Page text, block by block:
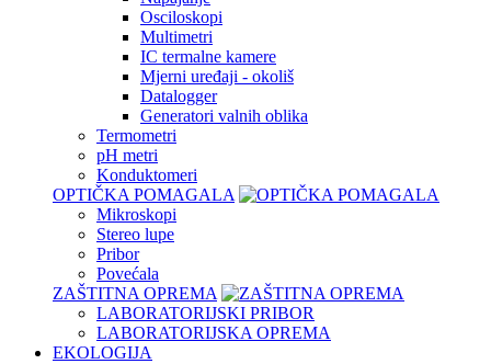
Osciloskopi
Multimetri
IC termalne kamere
Mjerni uređaji - okoliš
Datalogger
Generatori valnih oblika
Termometri
pH metri
Konduktomeri
OPTIČKA POMAGALA
Mikroskopi
Stereo lupe
Pribor
Povećala
ZAŠTITNA OPREMA
LABORATORIJSKI PRIBOR
LABORATORIJSKA OPREMA
EKOLOGIJA